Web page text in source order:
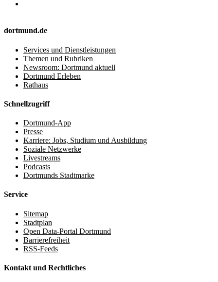
dortmund.de
Services und Dienstleistungen
Themen und Rubriken
Newsroom: Dortmund aktuell
Dortmund Erleben
Rathaus
Schnellzugriff
Dortmund-App
Presse
Karriere: Jobs, Studium und Ausbildung
Soziale Netzwerke
Livestreams
Podcasts
Dortmunds Stadtmarke
Service
Sitemap
Stadtplan
Open Data-Portal Dortmund
Barrierefreiheit
RSS-Feeds
Kontakt und Rechtliches